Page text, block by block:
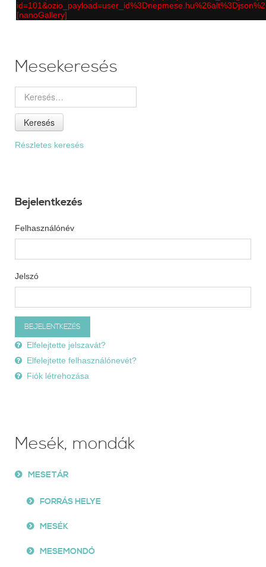
[nanoGallery]
Mesekeresés
Keresés
Részletes keresés
Bejelentkezés
Felhasználónév
Jelszó
Elfelejtette jelszavát?
Elfelejtette felhasználónevét?
Fiók létrehozása
Mesék, mondák
MESETÁR
FORRÁS HELYE
MESÉK
MESEMONDÓ